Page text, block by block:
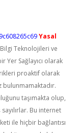
Yasal
Bilgi Teknolojileri ve
Yer Sağlayıcı olarak
proaktif olarak
bulunmamaktadır.
taşımakta olup,
Bu internet
ile hiçbir bağlantısı